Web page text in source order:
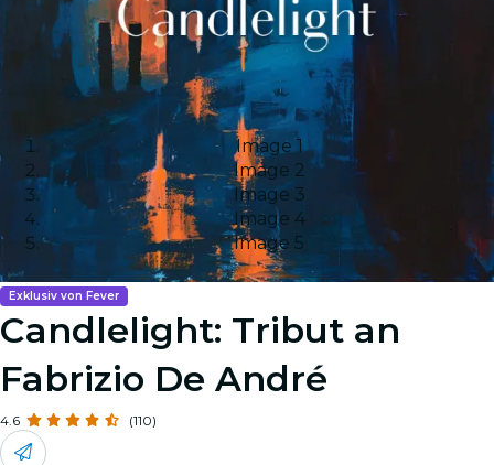
Image 1
Image 2
Image 3
Image 4
Image 5
Exklusiv von Fever
Candlelight: Tribut an
Fabrizio De André
4.6 (110)